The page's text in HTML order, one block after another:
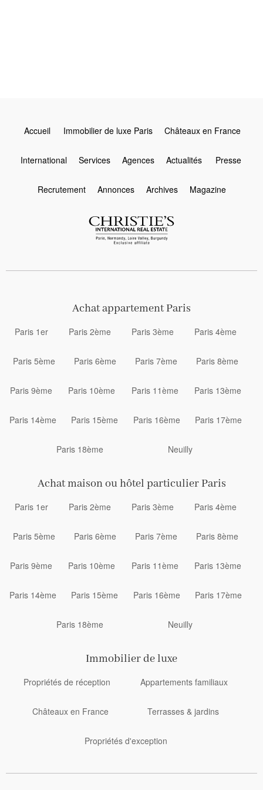
Accueil Immobilier de luxe Paris Châteaux en France
International Services Agences Actualités Presse
Recrutement Annonces Archives Magazine
Achat appartement Paris
Paris 1er Paris 2ème Paris 3ème Paris 4ème
Paris 5ème Paris 6ème Paris 7ème Paris 8ème
Paris 9ème Paris 10ème Paris 11ème Paris 13ème
Paris 14ème Paris 15ème Paris 16ème Paris 17ème
Paris 18ème Neuilly
Achat maison ou hôtel particulier Paris
Paris 1er Paris 2ème Paris 3ème Paris 4ème
Paris 5ème Paris 6ème Paris 7ème Paris 8ème
Paris 9ème Paris 10ème Paris 11ème Paris 13ème
Paris 14ème Paris 15ème Paris 16ème Paris 17ème
Paris 18ème Neuilly
Immobilier de luxe
Propriétés de réception Appartements familiaux
Châteaux en France Terrasses & jardins
Propriétés d'exception